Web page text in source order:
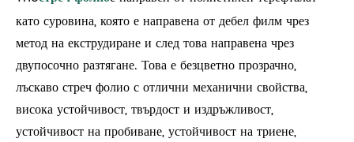
като суровина, която е направена от дебел филм чрез
метод на екструдиране и след това направена чрез
двупосочно разтягане. Това е безцветно прозрачно,
лъскаво стреч фолио с отлични механични свойства,
висока устойчивост, твърдост и издръжливост,
устойчивост на пробиване, устойчивост на триене,